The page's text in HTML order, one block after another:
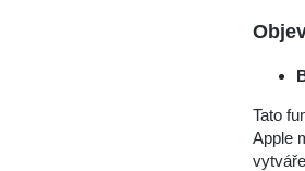
Tato
Apple